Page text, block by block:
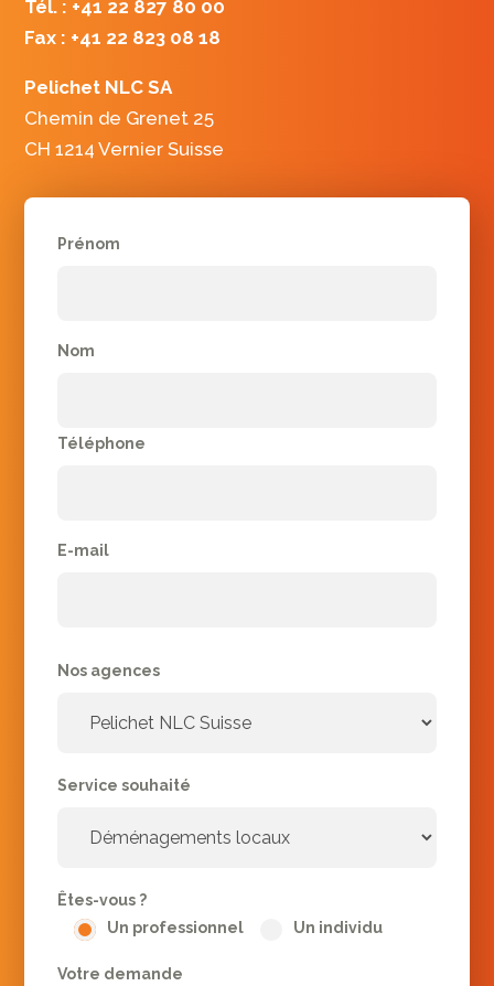
Tél. : +41 22 827 80 00
Fax : +41 22 823 08 18
Pelichet NLC SA
Chemin de Grenet 25
CH 1214 Vernier Suisse
Prénom
Nom
Téléphone
E-mail
Nos agences
Service souhaité
Êtes-vous ?
Un professionnel
Un individu
Votre demande